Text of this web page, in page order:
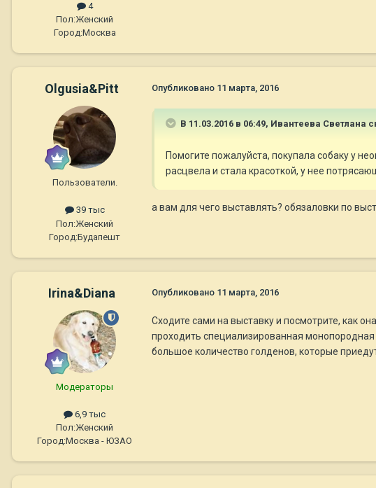
4
Пол:Женский
Город:Москва
Olgusia&Pitt
Пользователи.
39 тыс
Пол:Женский
Город:Будапешт
Опубликовано 11 марта, 2016
В 11.03.2016 в 06:49, Ивантеева Светлана
Помогите пожалуйста, покупала собаку у
расцвела и стала красоткой, у нее
а вам для чего выставлять? обязаловки по
Irina&Diana
Модераторы
6,9 тыс
Пол:Женский
Город:Москва - ЮЗАО
Опубликовано 11 марта, 2016
Сходите сами на выставку и посмотрите, как
проходить специализированная
большое количество голденов, которые